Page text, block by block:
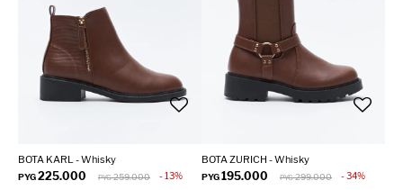
BOTA KARL - Whisky
PYG225.000 PYG 259.000 13
BOTA ZURICH - Whisky
PYG195.000 PYG 299.000 34